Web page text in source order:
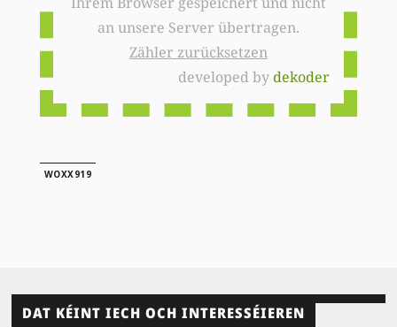
an unsere Server übertragen.
Zähler zurücksetzen
developed bydekoder
WOXX919
DAT KÉINT IECH OCH INTERESSÉIEREN